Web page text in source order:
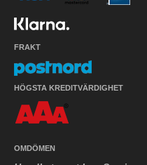
FRAKT
HÖGSTA KREDITVÄRDIGHET
OMDÖMEN